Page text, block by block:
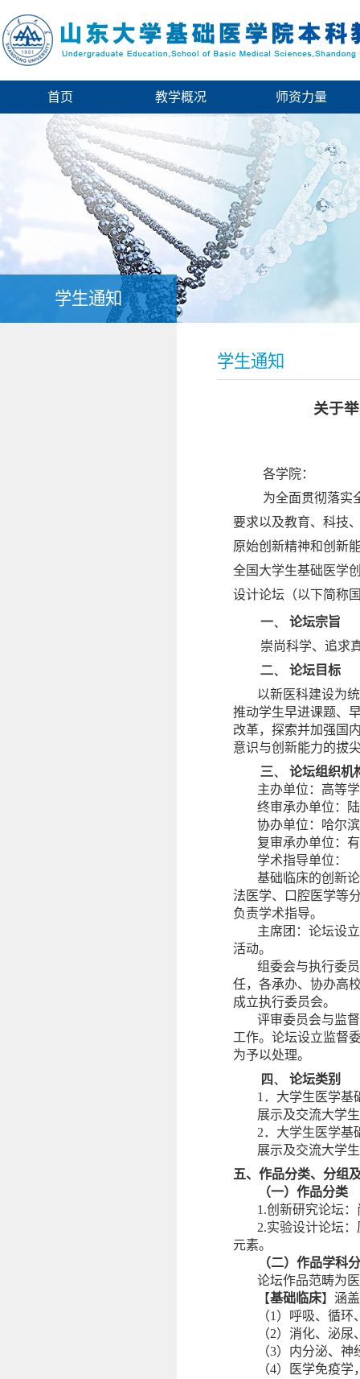
首页 教学概况 师资力量
学生通知
学生通知
关于
各学院：
为全面贯彻落实
要求以及教育、科技
原始创新精神和创新
全国大学生基础医学
设计论坛（以下简称
一、 论坛宗旨
崇尚科学、追求
二、 论坛目标
以新医科建设为
推动学生早进课题、
改革，探索并加强国
意识与创新能力的拔
三、 论坛组织机
主办单位：高等
终审承办单位：
协办单位：哈尔
复审承办单位：
学术指导单位：
基础临床的创新
法医学、口腔医学等
负责学术指导。
主席团：论坛设立
活动。
组委会与执行委
任，各承办、协办高
成立执行委员会。
评审委员会与监
工作。论坛设立监督
为予以处理。
四、 论坛类别
1 ．大学生医学基
展示及交流大学
2．大学生医学基
展示及交流大学
五、作品分类、分组
（一）作品分类
1.创新研究论坛
2.实验设计论坛
元素。
（二）作品学科
论坛作品范畴为
【基础临床】涵
（1 ）呼吸、循环
（2）消化、泌尿
（3）内分泌、神
（4）医学免疫学